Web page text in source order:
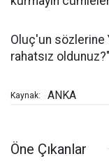
Oluç'un sözlerine
rahatsız
Kaynak: ANKA
Öne Çıkanlar